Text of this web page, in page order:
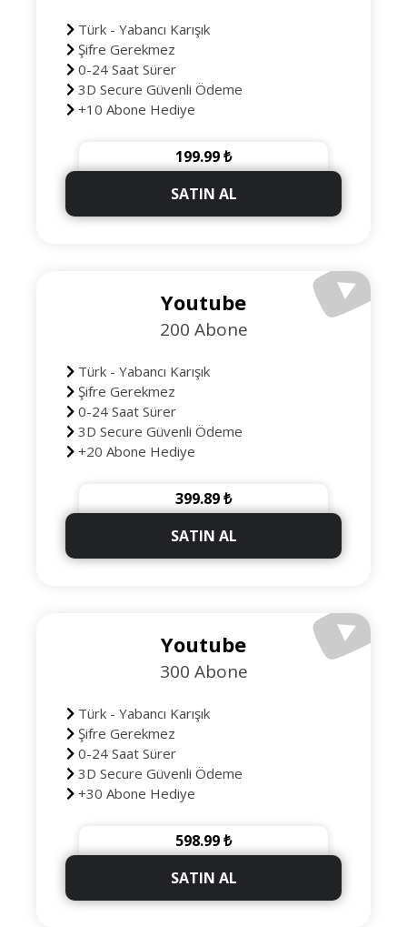
Türk - Yabancı Karışık
Şifre Gerekmez
0-24 Saat Sürer
3D Secure Güvenli Ödeme
+10 Abone Hediye
199.99 ₺
SATIN AL
Youtube
200 Abone
Türk - Yabancı Karışık
Şifre Gerekmez
0-24 Saat Sürer
3D Secure Güvenli Ödeme
+20 Abone Hediye
399.89 ₺
SATIN AL
Youtube
300 Abone
Türk - Yabancı Karışık
Şifre Gerekmez
0-24 Saat Sürer
3D Secure Güvenli Ödeme
+30 Abone Hediye
598.99 ₺
SATIN AL